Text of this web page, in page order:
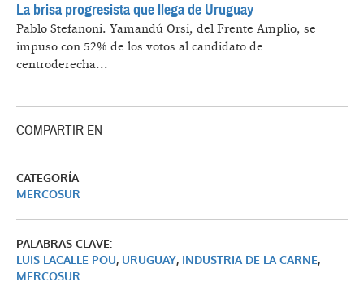
La brisa progresista que llega de Uruguay
Pablo Stefanoni. Yamandú Orsi, del Frente Amplio, se
impuso con 52% de los votos al candidato de
centroderecha...
COMPARTIR EN
CATEGORÍA
MERCOSUR
PALABRAS CLAVE:
LUIS LACALLE POU, URUGUAY, INDUSTRIA DE LA CARNE,
MERCOSUR